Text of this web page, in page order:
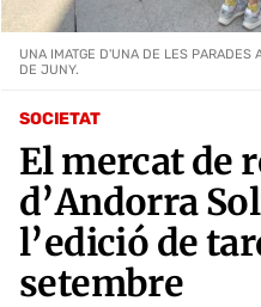
SOCIETAT
El mercat de
d’Andorra
l’edició de
setembre
UNA IMATGE D'UNA DE LES PARADES
DE JUNY.